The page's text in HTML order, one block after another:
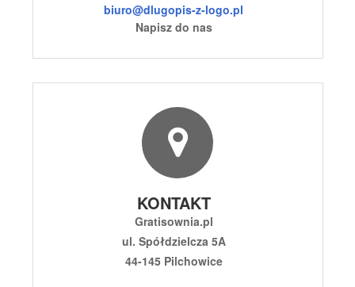
biuro@dlugopis-z-logo.pl
Napisz do nas
KONTAKT
Gratisownia.pl
ul. Spółdzielcza 5A
44-145 Pilchowice